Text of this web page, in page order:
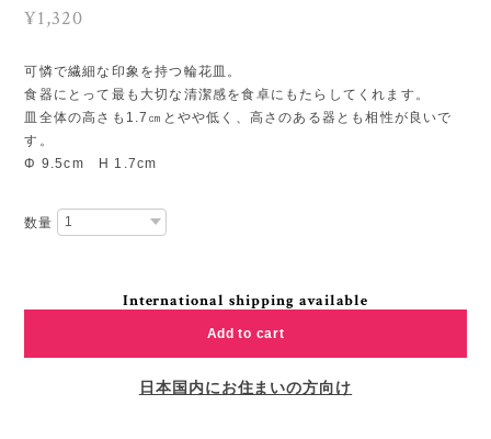
¥1,320
可憐で繊細な印象を持つ輪花皿。
食器にとって最も大切な清潔感を食卓にもたらしてくれます。
皿全体の高さも1.7㎝とやや低く、高さのある器とも相性が良いで
す。
Φ 9.5cm H 1.7cm
数量
International shipping available
Add to cart
日本国内にお住まいの方向け